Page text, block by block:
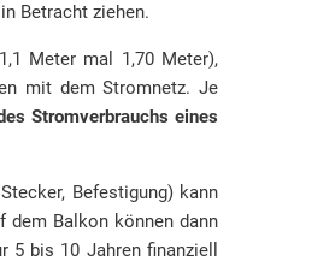
Betracht ziehen.
Meter mal 1,70 Meter),
mit dem Stromnetz. Je
Stromverbrauchs eines
Befestigung) kann
dem Balkon können dann
5 bis 10 Jahren finanziell